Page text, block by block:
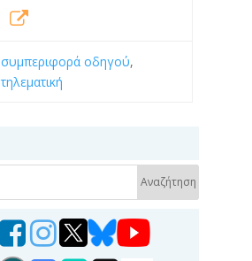
συμπεριφορά οδηγού,
τηλεματική